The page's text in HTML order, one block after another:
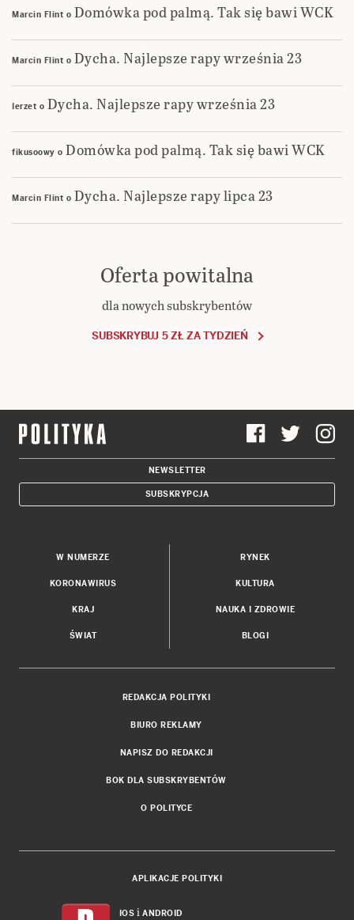
Marcin Flint o Domówka pod palmą. Tak się bawi WCK
Marcin Flint o Dycha. Najlepsze rapy września 23
Ierzet o Dycha. Najlepsze rapy września 23
fikusoowy o Domówka pod palmą. Tak się bawi WCK
Marcin Flint o Dycha. Najlepsze rapy lipca 23
Oferta powitalna
dla nowych subskrybentów
SUBSKRYBUJ 5 ZŁ ZA TYDZIEŃ
NEWSLETTER
SUBSKRYPCJA
W NUMERZE
KORONAWIRUS
KRAJ
ŚWIAT
RYNEK
KULTURA
NAUKA I ZDROWIE
BLOGI
REDAKCJA POLITYKI
BIURO REKLAMY
NAPISZ DO REDAKCJI
BOK DLA SUBSKRYBENTÓW
O POLITYCE
APLIKACJE POLITYKI
IOS i ANDROID